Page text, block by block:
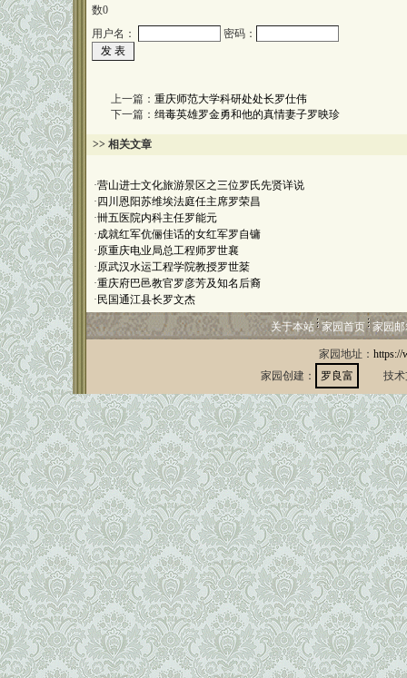
数0
用户名：
密码：
上一篇： 重庆师范大学科研处处长罗仕伟
下一篇： 缉毒英雄罗金勇和他的真情妻子罗映珍
>> 相关文章
·营山进士文化旅游景区之三位罗氏先贤详说
· 四川恩阳苏维埃法庭任主席罗荣昌
·卌五医院内科主任罗能元
·成就红军伉俪佳话的女红军罗自镛
·原重庆电业局总工程师罗世襄
·原武汉水运工程学院教授罗世棻
·重庆府巴邑教官罗彦芳及知名后裔
· 民国通江县长罗文杰
关于本站 家园首页 家园
家园地址： https://
家园创建：
罗良富 技术